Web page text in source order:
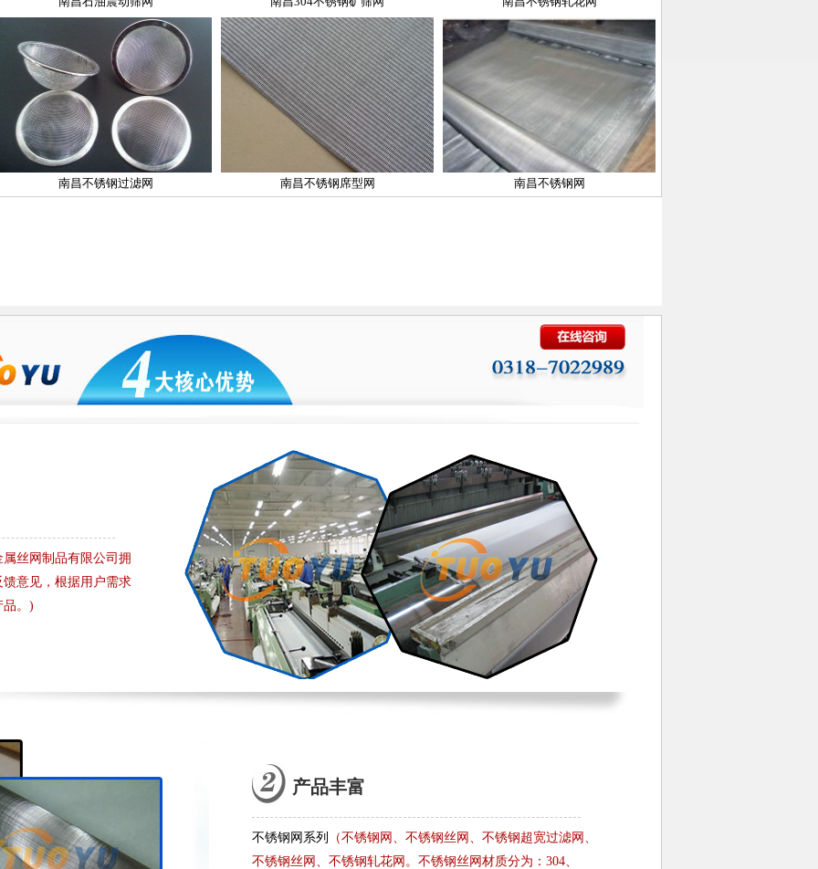
南昌不锈钢过滤网 南昌不锈钢席型网 南昌不锈钢网
丝网制品有限公司拥
意见，根据用户需求
品。)
产品丰富
不锈钢网系列
（不锈钢网、不锈钢丝网、不锈钢超宽过滤网、
不锈钢丝网、不锈钢轧花网。不锈钢丝网材质分为：304、